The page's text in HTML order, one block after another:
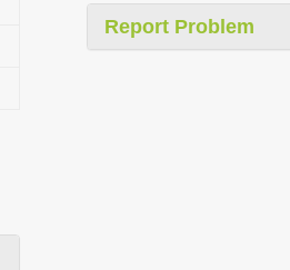
Report Problem